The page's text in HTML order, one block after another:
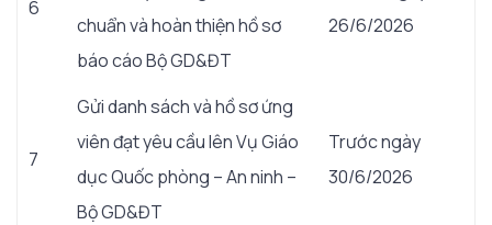
6
chuẩn và hoàn thiện hồ sơ
báo cáo Bộ GD&ĐT
26/6/2026
7
Gửi danh sách và hồ sơ ứng
viên đạt yêu cầu lên Vụ Giáo
dục Quốc phòng – An ninh –
Bộ GD&ĐT
Trước ngày
30/6/2026